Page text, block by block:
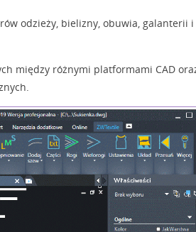
odzieży, bielizny, obuwia, galanterii i
między różnymi platformami CAD